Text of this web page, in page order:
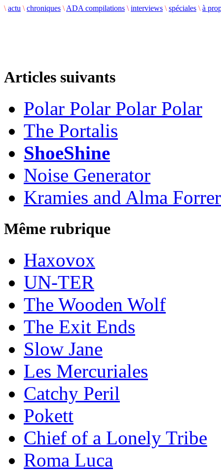
\ actu \ chroniques \ ADA compilations \ interviews \ spéciales \ à
Articles suivants
Polar Polar Polar Polar
The Portalis
ShoeShine
Noise Generator
Kramies and Alma Forrer
Même rubrique
Haxovox
UN-TER
The Wooden Wolf
The Exit Ends
Slow Jane
Les Mercuriales
Catchy Peril
Pokett
Chief of a Lonely Tribe
Roma Luca